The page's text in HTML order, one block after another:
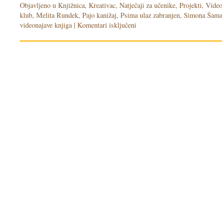
Objavljeno u Knjižnica, Kreativac, Natječaji za učenike, Projekti,
klub, Melita Rundek, Pajo kanižaj, Psima ulaz zabranjen, Simona
videonajave knjiga | Komentari isključeni